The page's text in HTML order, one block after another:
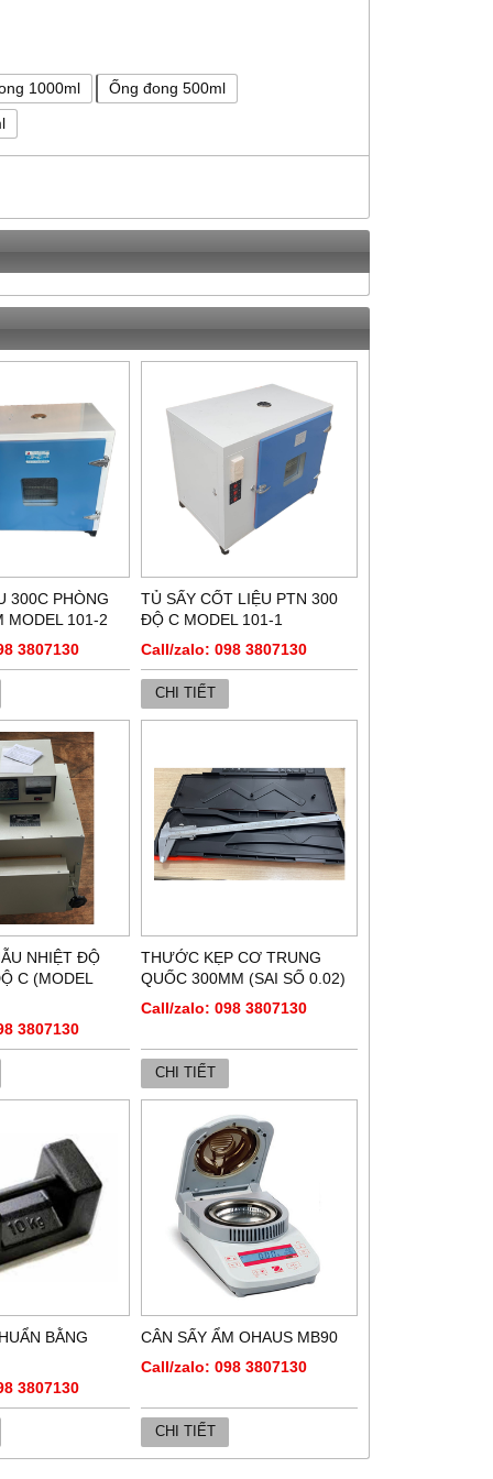
1000ml
Ống đong 500ml
300C PHÒNG
MODEL 101-2
3807130
TỦ SẤY CỐT LIỆU PTN 300
ĐỘ C MODEL 101-1
Call/zalo: 098 3807130
CHI TIẾT
NHIỆT ĐỘ
C (MODEL
3807130
THƯỚC KẸP CƠ TRUNG
QUỐC 300MM (SAI SỐ 0.02)
Call/zalo: 098 3807130
CHI TIẾT
BẰNG
3807130
CÂN SẤY ẨM OHAUS MB90
Call/zalo: 098 3807130
CHI TIẾT